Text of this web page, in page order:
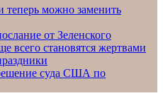
теперь можно заменить
от Зеленского
всего становятся жертвами
суда США по